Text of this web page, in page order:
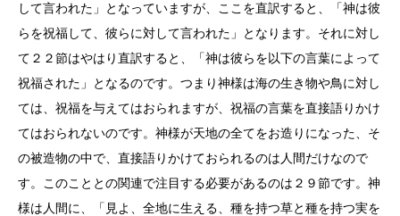
して言われた」となっていますが、ここを直訳すると、「神は彼
らを祝福して、彼らに対して言われた」となります。それに対し
て２２節はやはり直訳すると、「神は彼らを以下の言葉によって
祝福された」となるのです。つまり神様は海の生き物や鳥に対し
ては、祝福を与えてはおられますが、祝福の言葉を直接語りかけ
てはおられないのです。神様が天地の全てをお造りになった、そ
の被造物の中で、直接語りかけておられるのは人間だけなので
す。このこととの関連で注目する必要があるのは２９節です。神
様は人間に、「見よ、全地に生える、種を持つ草と種を持つ実を